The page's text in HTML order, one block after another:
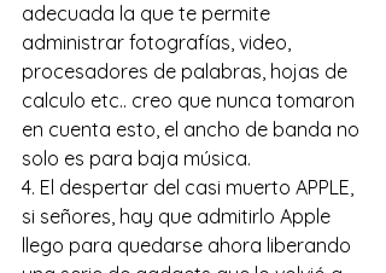
adecuada la que te permite
administrar fotografías, video,
procesadores de palabras, hojas de
calculo etc.. creo que nunca tomaron
en cuenta esto, el ancho de banda no
solo es para baja música.
4. El despertar del casi muerto APPLE,
si señores, hay que admitirlo Apple
llego para quedarse ahora liberando